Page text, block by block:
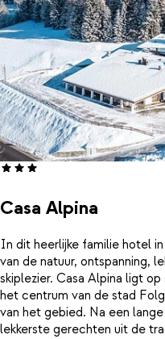
Casa Alpina
In dit heerlijke familie hotel
van de natuur, ontspanning,
skiplezier. Casa Alpina ligt
het centrum van de stad
van het gebied. Na een
lekkerste gerechten uit de